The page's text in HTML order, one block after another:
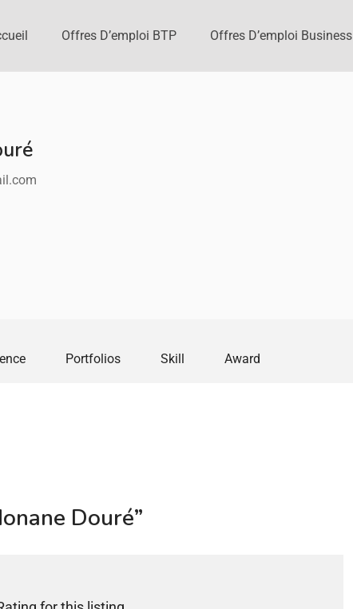
Offres D’emploi BTP Offres D’emploi Business
Portfolios Skill Award
Douré”